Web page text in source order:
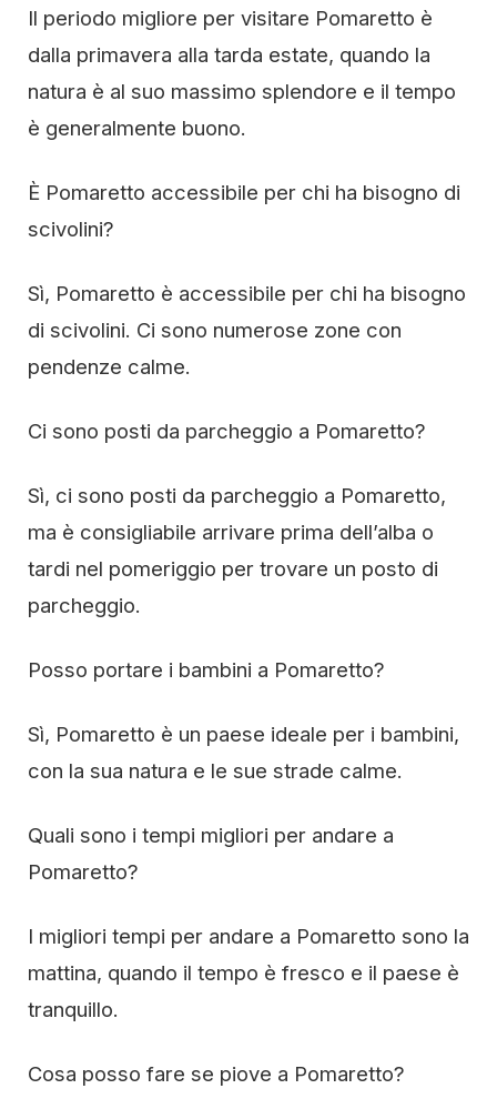
Il periodo migliore per visitare Pomaretto è
dalla primavera alla tarda estate, quando la
natura è al suo massimo splendore e il tempo
è generalmente buono.
È Pomaretto accessibile per chi ha bisogno di
scivolini?
Sì, Pomaretto è accessibile per chi ha bisogno
di scivolini. Ci sono numerose zone con
pendenze calme.
Ci sono posti da parcheggio a Pomaretto?
Sì, ci sono posti da parcheggio a Pomaretto,
ma è consigliabile arrivare prima dell’alba o
tardi nel pomeriggio per trovare un posto di
parcheggio.
Posso portare i bambini a Pomaretto?
Sì, Pomaretto è un paese ideale per i bambini,
con la sua natura e le sue strade calme.
Quali sono i tempi migliori per andare a
Pomaretto?
I migliori tempi per andare a Pomaretto sono la
mattina, quando il tempo è fresco e il paese è
tranquillo.
Cosa posso fare se piove a Pomaretto?